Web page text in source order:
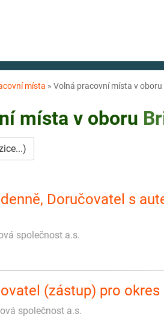
místa » Volná pracovní místa v
místa v oboru
Doručovatel s
společnost a.s.
(zástup) pro okres
společnost a.s.